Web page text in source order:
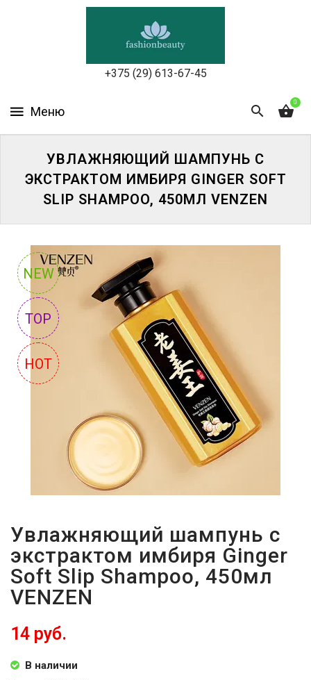
+375 (29) 613-67-45
0
УХОД
ТЕЛОМ
БОКСЫ
АКСЕССУАРЫ
СУМКИ
И
РЮКЗАКИ
И
ОПЛАТА
ГАРАНТИЯ.
ВОЗВРАТ
ОБМЕН
КОНТАКТЫ
УВЛАЖНЯЮЩИЙ ШАМПУНЬ С
ЭКСТРАКТОМ ИМБИРЯ GINGER SOFT
SLIP SHAMPOO, 450МЛ VENZEN
NEW
TOP
HOT
Увлажняющий шампунь с
экстрактом имбиря Ginger
Soft Slip Shampoo, 450мл
VENZEN
14 руб.
В наличии